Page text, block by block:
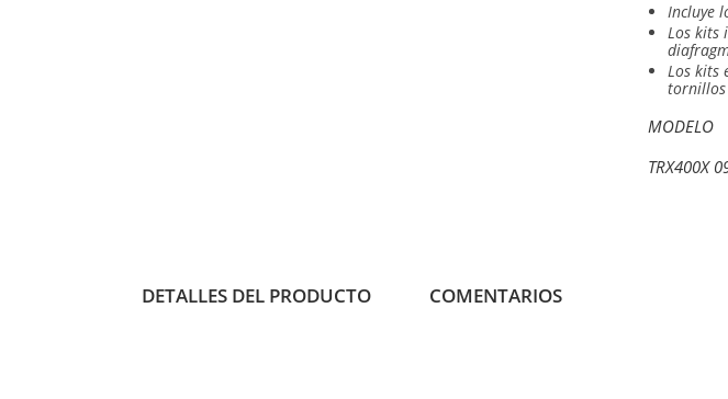
Incluye
Los kits
Los kits
tornillos
MODELO
TRX400X
DETALLES DEL PRODUCTO COMENTARIOS